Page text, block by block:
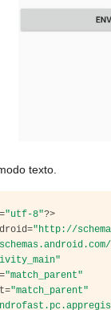
texto.
="utf-8"?>
="http://
="match_parent"
="match_parent"